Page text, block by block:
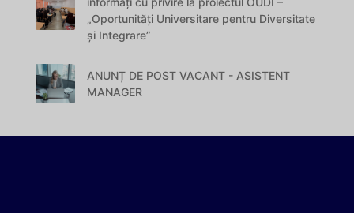
„Oportunități Universitare pentru Diversitate
și Integrare”
ANUNȚ DE POST VACANT - ASISTENT
MANAGER